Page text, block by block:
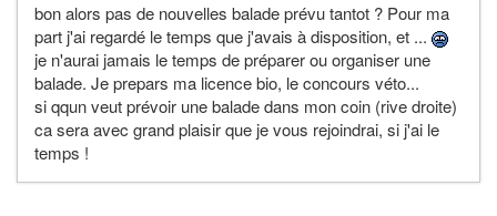
bon alors pas de nouvelles balade prévu tantot ? Pour ma
part j'ai regardé le temps que j'avais à disposition, et ...
je n'aurai jamais le temps de préparer ou organiser une
balade. Je prepars ma licence bio, le concours véto...
si qqun veut prévoir une balade dans mon coin (rive droite)
ca sera avec grand plaisir que je vous rejoindrai, si j'ai le
temps !